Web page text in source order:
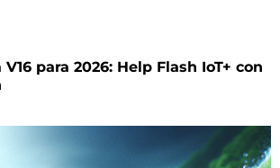
para 2026: Help Flash IoT+ con